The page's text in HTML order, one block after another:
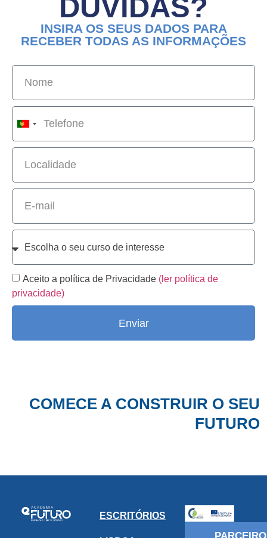
DÚVIDAS?
INSIRA OS SEUS DADOS PARA
RECEBER TODAS AS INFORMAÇÕES
Portugal
+351
Aceito a política de Privacidade (ler política de
privacidade)
Enviar
COMECE A CONSTRUIR O SEU
FUTURO
ESCRITÓRIOS